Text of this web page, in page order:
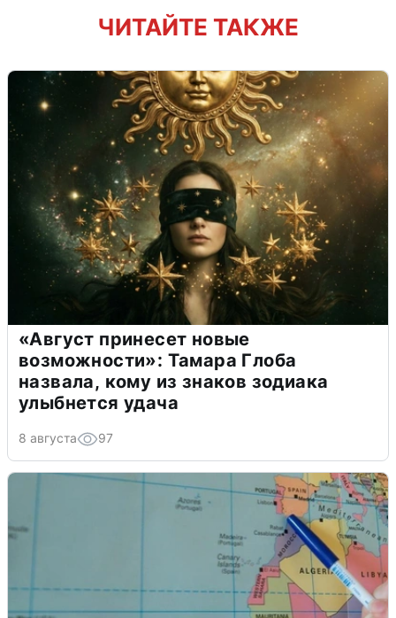
ЧИТАЙТЕ ТАКЖЕ
«Август принесет новые
возможности»: Тамара Глоба
назвала, кому из знаков зодиака
улыбнется удача
8 августа 97